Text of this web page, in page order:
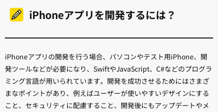
iPhoneアプリを開発するには？
iPhoneアプリの開発を行う場合、パソコンやテスト用iPhone、開
発ツールなどが必要になり、SwiftやJavaScript、C#などのプログラ
ミング言語が用いられています。開発を成功させるためにはさまざ
まなポイントがあり、例えばユーザーが使いやすいデザインにする
こと、セキュリティに配慮すること、開発後にもアップデートやメ